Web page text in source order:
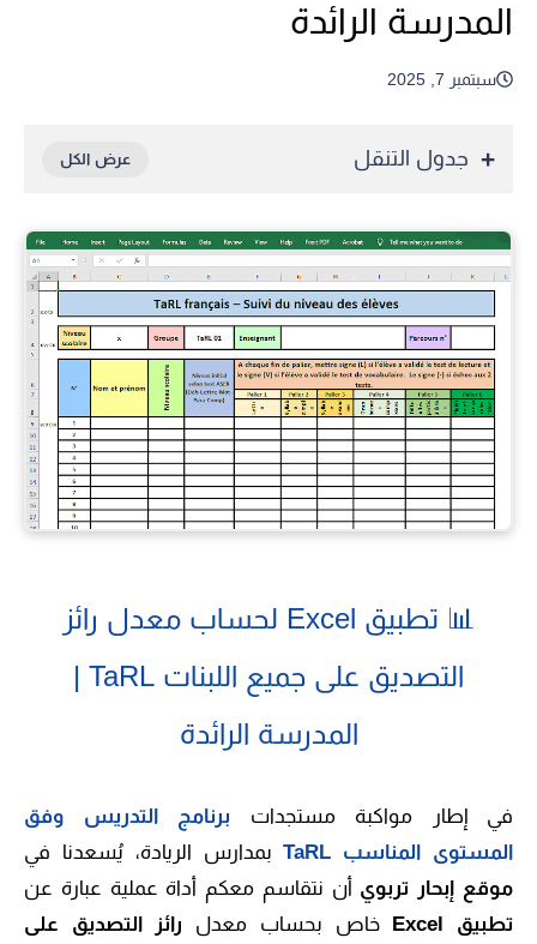
المدرسة الرائدة
سبتمبر 7, 2025
جدول التنقل
📊 تطبيق Excel لحساب معدل رائز
التصديق على جميع اللبنات TaRL |
المدرسة الرائدة
في إطار مواكبة مستجدات برنامج التدريس وفق
المستوى المناسب TaRL
بمدارس الريادة، يُسعدنا في
موقع إبحار تربوي أن نتقاسم معكم أداة عملية عبارة عن
تطبيق Excel
خاص بحساب معدل رائز التصديق على